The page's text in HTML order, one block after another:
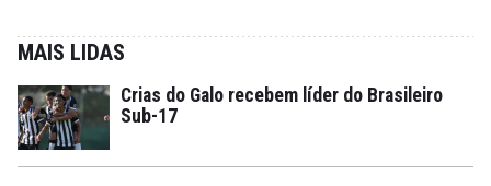
MAIS LIDAS
Crias do Galo recebem líder do Brasileiro
Sub-17